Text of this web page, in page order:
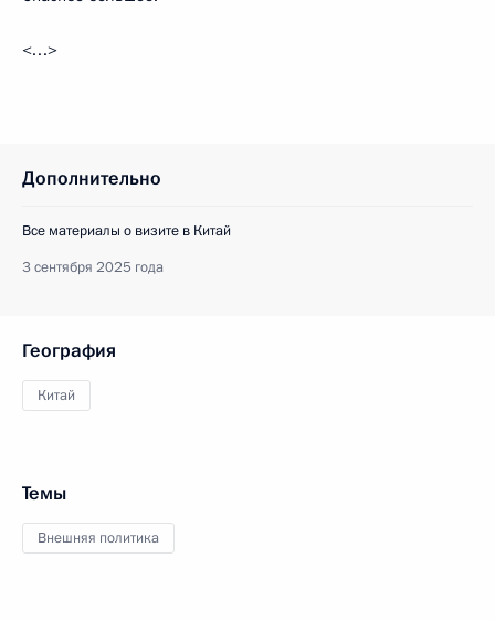
<…>
Дополнительно
Все материалы о визите в Китай
3 сентября 2025 года
География
Китай
Темы
Внешняя политика